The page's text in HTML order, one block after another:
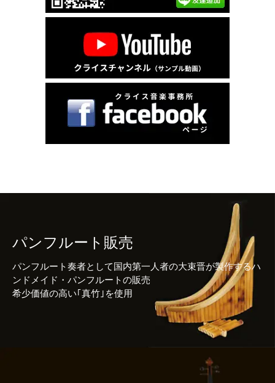
パンフルート販売
パンフルート奏者として国内第一人者の大束晋が製作するハ
ンドメイド・パンフルートの販売
希少価値の高い｢真竹｣を使用